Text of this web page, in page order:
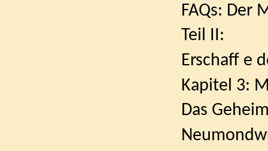
FAQs: Der
Teil II:
Erschaff e
Kapitel 3:
Das